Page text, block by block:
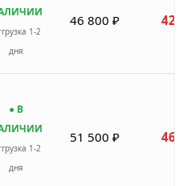
1-2
дня
46 800 ₽ 42
● В
1-2
дня
51 500 ₽ 46